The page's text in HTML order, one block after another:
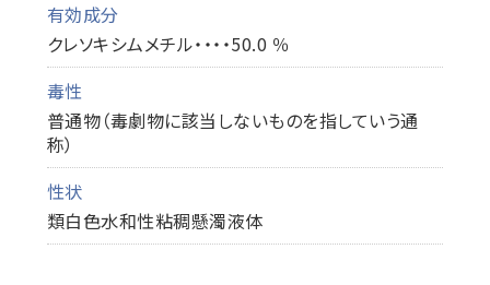
有効成分
クレソキシムメチル・・・・50.0 ％
毒性
普通物（毒劇物に該当しないものを指していう通
称）
性状
類白色水和性粘稠懸濁液体